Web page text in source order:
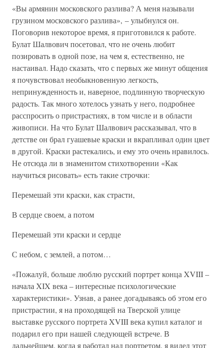
«Вы армянин московского разлива? А меня называли
грузином московского разлива», – улыбнулся он.
Поговорив некоторое время, я приготовился к работе.
Булат Шалвович посетовал, что не очень любит
позировать в одной позе, на чем я, естественно, не
настаивал. Надо сказать, что с первых же минут общения
я почувствовал необыкновенную легкость,
непринужденность и, наверное, подлинную творческую
радость. Так много хотелось узнать у него, подробнее
расспросить о пристрастиях, в том числе и в области
живописи. На что Булат Шалвович рассказывал, что в
детстве он брал гуашевые краски и вкрапливал один цвет
в другой. Краски растекались, и ему это очень нравилось.
Не отсюда ли в знаменитом стихотворении «Как
научиться рисовать» есть такие строчки:
Перемешай эти краски, как страсти,
В сердце своем, а потом
Перемешай эти краски и сердце
С небом, с землей, а потом…
«Пожалуй, больше люблю русский портрет конца XVIII –
начала XIX века – интересные психологические
характеристики». Узнав, а ранее догадываясь об этом его
пристрастии, я на проходящей на Тверской улице
выставке русского портрета XVIII века купил каталог и
подарил его при нашей следующей встрече. В
дальнейшем, когда я работал над портретом, я видел этот